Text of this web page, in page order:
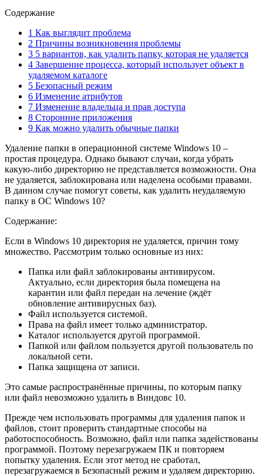
Содержание
1 Как выглядит проблема
2 Причины возникновения проблемы
3 5 вариантов, как удалить папку, которая не удаляется
4 Завершение процесса, который использует объект в
удаляемом каталоге
5 Безопасный режим
6 Изменение атрибутов
7 Изменение владельца и прав доступа
8 Сторонние приложения
9 Как можно удалить обычные папки
Удаление папки в операционной системе Windows 10 –
простая процедура. Однако бывают случаи, когда убрать
какую-либо директорию не представляется возможности. Она
не удаляется, заблокирована или наделена особыми правами.
В данном случае помогут советы, как удалить неудаляемую
папку в ОС Windows 10?
Содержание:
Если в Windows 10 директория не удаляется, причин тому
множество. Рассмотрим только основные из них:
Папка или файл заблокированы антивирусом.
Актуально, если директория была помещена на
карантин или файл передан на лечение (ждёт
обновление антивирусных баз).
Файл используется системой.
Права на файл имеет только администратор.
Каталог используется другой программой.
Папкой или файлом пользуется другой пользователь по
локальной сети.
Папка защищена от записи.
Это самые распространённые причины, по которым папку
или файл невозможно удалить в Виндовс 10.
Прежде чем использовать программы для удаления папок и
файлов, стоит проверить стандартные способы на
работоспособность. Возможно, файл или папка задействованы
программой. Поэтому перезагружаем ПК и повторяем
попытку удаления. Если этот метод не сработал,
перезагружаемся в Безопасный режим и удаляем директорию.